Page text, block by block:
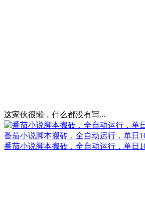
这家伙很懒，什么都没有写...
番茄小说脚本搬砖，全自动运行，单日
番茄小说脚本搬砖，全自动运行，单日